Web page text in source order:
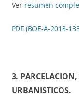
Ver resumen
PDF (BOE-A-2018-
3.
URBANISTICOS.